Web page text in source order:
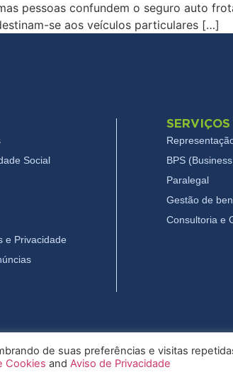
pessoas confundem o seguro auto
se aos veículos particulares […]
Social
e Privacidade
SERVIÇOS
BPS
Paralegal
Gestão de
Consultoria e
direitos reservados Termos legais e
de suas preferências e visitas
Cookies and Aviso de Privacidade